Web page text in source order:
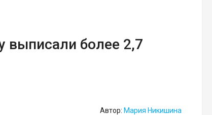
выписали более 2,7
Автор: Мария Никишина